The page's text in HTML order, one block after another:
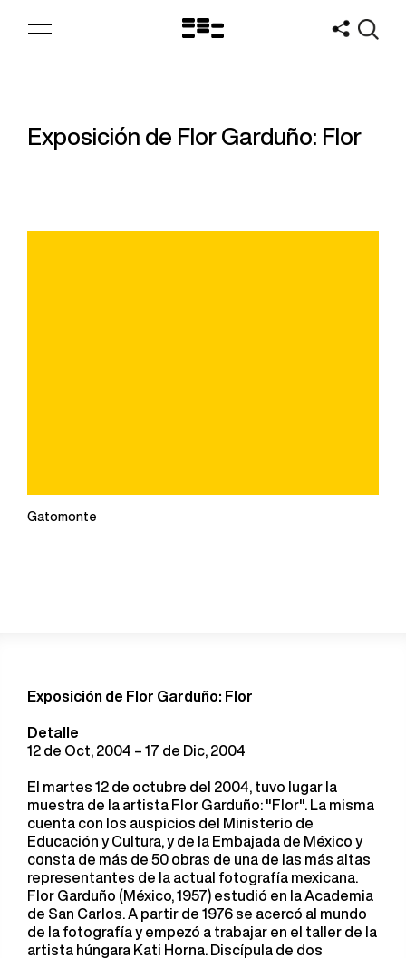
Logo
Exposición de Flor Garduño: Flor
Gatomonte
Exposición de Flor Garduño: Flor
Detalle
12 de Oct, 2004 – 17 de Dic, 2004
El martes 12 de octubre del 2004, tuvo lugar la
muestra de la artista Flor Garduño: "Flor". La misma
cuenta con los auspicios del Ministerio de
Educación y Cultura, y de la Embajada de México y
consta de más de 50 obras de una de las más altas
representantes de la actual fotografía mexicana.
Flor Garduño (México, 1957) estudió en la Academia
de San Carlos. A partir de 1976 se acercó al mundo
de la fotografía y empezó a trabajar en el taller de la
artista húngara Kati Horna. Discípula de dos